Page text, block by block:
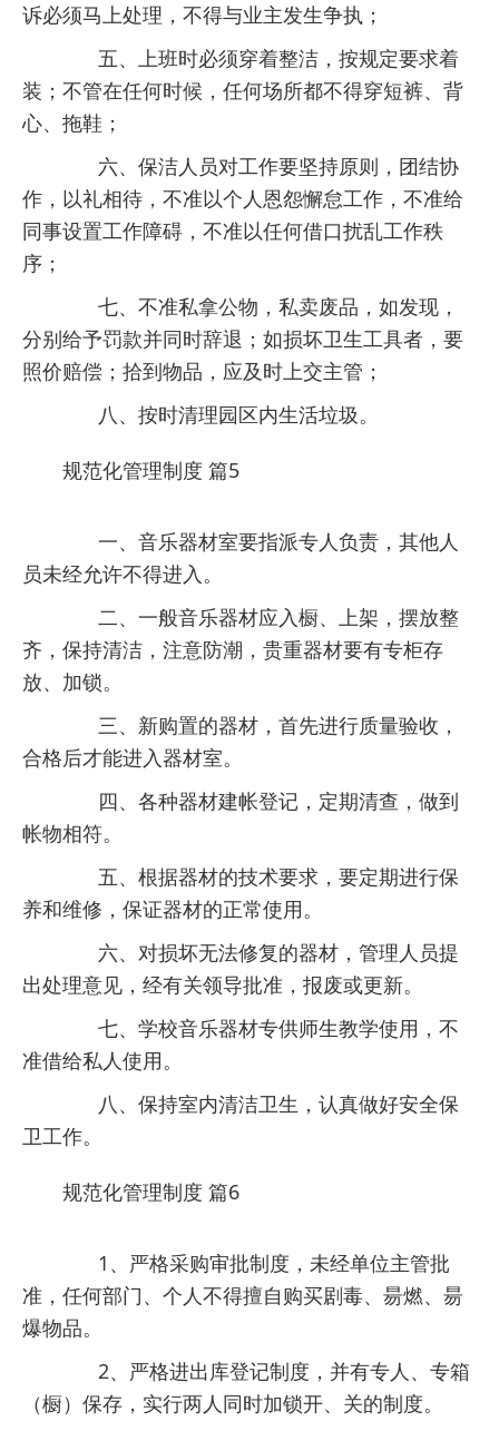
诉必须马上处理，不得与业主发生争执；
五、上班时必须穿着整洁，按规定要求着
装；不管在任何时候，任何场所都不得穿短裤、背
心、拖鞋；
六、保洁人员对工作要坚持原则，团结协
作，以礼相待，不准以个人恩怨懈怠工作，不准给
同事设置工作障碍，不准以任何借口扰乱工作秩
序；
七、不准私拿公物，私卖废品，如发现，
分别给予罚款并同时辞退；如损坏卫生工具者，要
照价赔偿；拾到物品，应及时上交主管；
八、按时清理园区内生活垃圾。
规范化管理制度 篇5
一、音乐器材室要指派专人负责，其他人
员未经允许不得进入。
二、一般音乐器材应入橱、上架，摆放整
齐，保持清洁，注意防潮，贵重器材要有专柜存
放、加锁。
三、新购置的器材，首先进行质量验收，
合格后才能进入器材室。
四、各种器材建帐登记，定期清查，做到
帐物相符。
五、根据器材的技术要求，要定期进行保
养和维修，保证器材的正常使用。
六、对损坏无法修复的器材，管理人员提
出处理意见，经有关领导批准，报废或更新。
七、学校音乐器材专供师生教学使用，不
准借给私人使用。
八、保持室内清洁卫生，认真做好安全保
卫工作。
规范化管理制度 篇6
1、严格采购审批制度，未经单位主管批
准，任何部门、个人不得擅自购买剧毒、昜燃、昜
爆物品。
2、严格进出库登记制度，并有专人、专箱
（橱）保存，实行两人同时加锁开、关的制度。